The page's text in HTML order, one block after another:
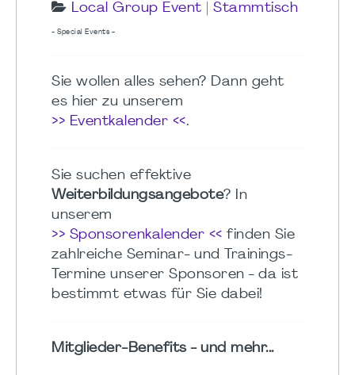
Local Group Event
Stammtisch
- Special Events -
Sie wollen alles sehen? Dann geht
es hier zu unserem
>> Eventkalender <<.
Sie suchen effektive
Weiterbildungsangebote? In
unserem
>> Sponsorenkalender << finden Sie
zahlreiche Seminar- und Trainings-
Termine unserer Sponsoren - da ist
bestimmt etwas für Sie dabei!
Mitglieder-Benefits - und mehr...